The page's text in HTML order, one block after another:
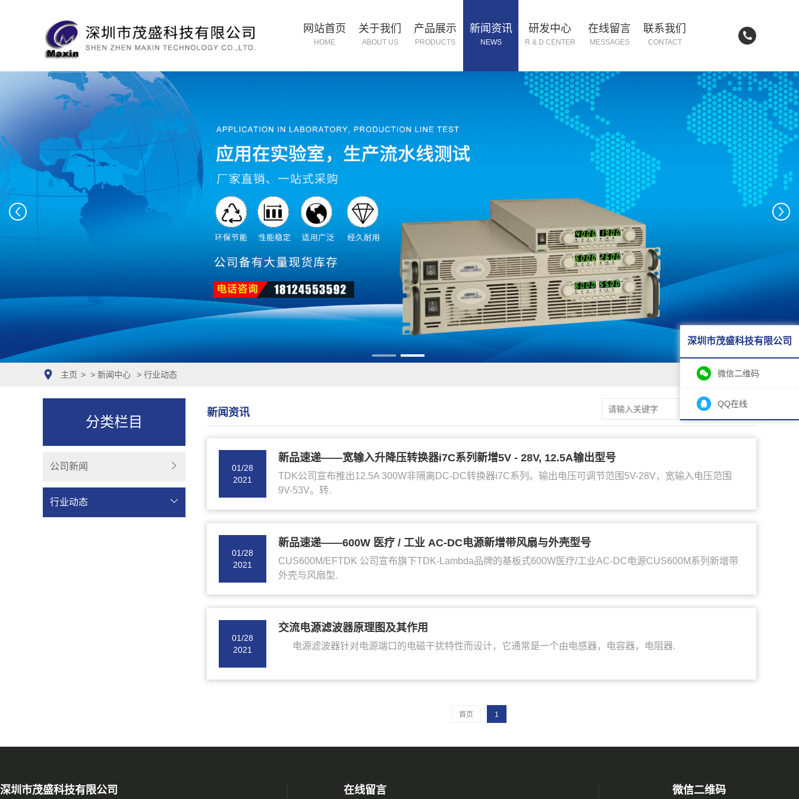
网站首页
HOME
关于我们
ABOUT US
产品展示
PRODUCTS
新闻资讯
NEWS
研发中心
R & D CENTER
在线留言
MESSAGES
联系我们
CONTACT
主页 > > 新闻中心 > 行业动态
分类栏目
公司新闻
行业动态
新闻资讯
01/28
2021
新品速递——宽输入升降压转换器i7C系列新增5V - 28V, 12.5A输出型号
TDK公司宣布推出12.5A 300W非隔离DC-DC转换器i7C系列。输出电压可调节范围5V-28V，宽输入电压范围
9V-53V。转.
01/28
2021
新品速递——600W 医疗 / 工业 AC-DC电源新增带风扇与外壳型号
CUS600M/EFTDK 公司宣布旗下TDK-Lambda品牌的基板式600W医疗/工业AC-DC电源CUS600M系列新增带
外壳与风扇型.
01/28
2021
交流电源滤波器原理图及其作用
电源滤波器针对电源端口的电磁干扰特性而设计，它通常是一个由电感器，电容器，电阻器.
首页 1
深圳市茂盛科技有限公司 在线留言 微信二维码
深圳市茂盛科技有限公司
微信二维码
QQ在线